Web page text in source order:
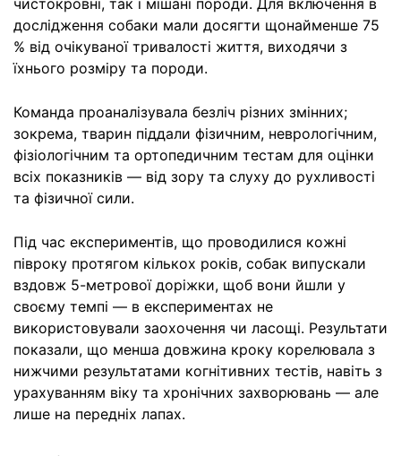
чистокровні, так і мішані породи. Для включення в
дослідження собаки мали досягти щонайменше 75
% від очікуваної тривалості життя, виходячи з
їхнього розміру та породи.
Команда проаналізувала безліч різних змінних;
зокрема, тварин піддали фізичним, неврологічним,
фізіологічним та ортопедичним тестам для оцінки
всіх показників — від зору та слуху до рухливості
та фізичної сили.
Під час експериментів, що проводилися кожні
півроку протягом кількох років, собак випускали
вздовж 5-метрової доріжки, щоб вони йшли у
своєму темпі — в експериментах не
використовували заохочення чи ласощі. Результати
показали, що менша довжина кроку корелювала з
нижчими результатами когнітивних тестів, навіть з
урахуванням віку та хронічних захворювань — але
лише на передніх лапах.